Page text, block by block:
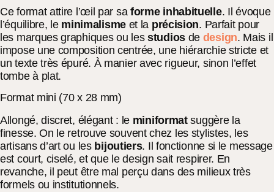
Ce format attire l’œil par sa forme inhabituelle. Il évoque
l’équilibre, le minimalisme et la précision. Parfait pour
les marques graphiques ou les studios de design. Mais il
impose une composition centrée, une hiérarchie stricte et
un texte très épuré. À manier avec rigueur, sinon l’effet
tombe à plat.
Format mini (70 x 28 mm)
Allongé, discret, élégant : le miniformatsuggère la
finesse. On le retrouve souvent chez les stylistes, les
artisans d’art ou les bijoutiers. Il fonctionne si le message
est court, ciselé, et que le design sait respirer. En
revanche, il peut être mal perçu dans des milieux très
formels ou institutionnels.